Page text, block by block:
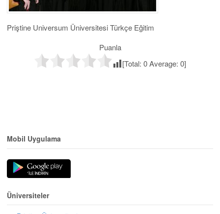
Priştine Universum Üniversitesi Türkçe Eğitim
Puanla
[Total: 0Average: 0]
Mobil Uygulama
Üniversiteler